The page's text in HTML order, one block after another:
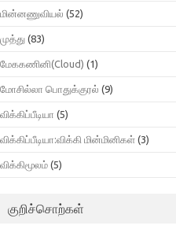
மின்னணுவியல் (52)
முத்து (83)
மேககணினி(Cloud) (1)
மோசில்லா பொதுக்குரல் (9)
விக்கிப்பீடியா (5)
விக்கிப்பீடியா:விக்கி மின்மினிகள் (3)
விக்கிமூலம் (5)
குறிச்சொற்கள்